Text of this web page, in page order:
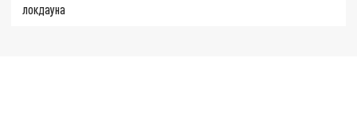
локдауна